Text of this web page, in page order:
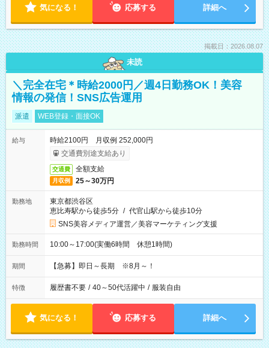
気になる！ 応募する 詳細へ
掲載日：2026.08.07
未読
＼完全在宅＊時給2000円／週4日勤務OK！美容
情報の発信！SNS広告運用
派遣 WEB登録・面接OK
給与
時給2100円 月収例 252,000円
交通費別途支給あり
交通費 全額支給
月収例 25～30万円
勤務地
東京都渋谷区
恵比寿駅から徒歩5分 / 代官山駅から徒歩10分
SNS美容メディア運営／美容マーケティング支援
勤務時間 10:00～17:00(実働6時間 休憩1時間)
期間 【急募】即日～長期 ※8月～！
特徴 履歴書不要 / 40～50代活躍中 / 服装自由
気になる！ 応募する 詳細へ